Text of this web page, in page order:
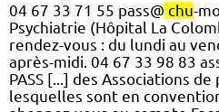
04 67 33 71 55 pass@ chu-
Psychiatrie (Hôpital La
rendez-vous : du lundi au
après-midi. 04 67 33 98 83
PASS [...] des Associations
lesquelles sont en